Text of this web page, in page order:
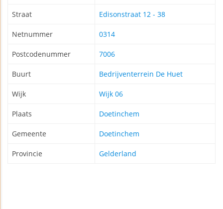
Straat Edisonstraat 12 - 38
Netnummer 0314
Postcodenummer 7006
Buurt Bedrijventerrein De Huet
Wijk Wijk 06
Plaats Doetinchem
Gemeente Doetinchem
Provincie Gelderland